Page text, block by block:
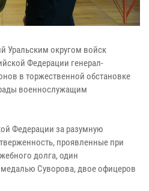
Уральским округом войск
Федерации генерал-
в торжественной обстановке
военнослужащим
Федерации за разумную
проявленные при
долга, один
Суворова, двое офицеров